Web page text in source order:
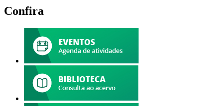
Confira